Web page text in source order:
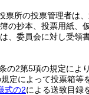
票所の投票管理者は
の抄本、投票用紙、
、委員会に対し受領
の2第5項の規定によ
定によって投票箱等
式の2による送致目録